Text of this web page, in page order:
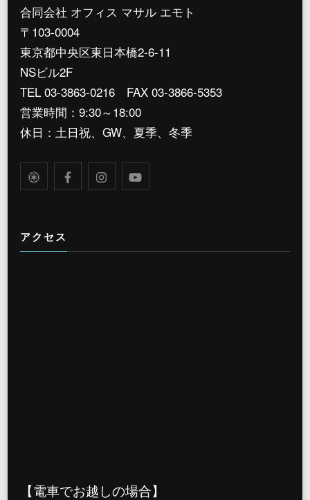
合同会社 オフィス マサル エモト
〒103-0004
東京都中央区東日本橋2-6-11
NSビル2F
TEL 03-3863-0216 FAX 03-3866-5353
営業時間：9:30～18:00
休日：土日祝、GW、夏季、冬季
アクセス
【電車でお越しの場合】